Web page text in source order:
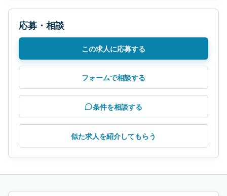
応募・相談
この求人に応募する
フォームで相談する
条件を相談する
似た求人を紹介してもらう